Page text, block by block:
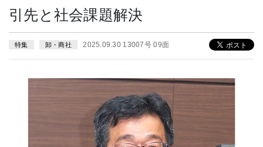
引先と社会課題解決
特集 卸・商社 2025.09.30 13007号 09面